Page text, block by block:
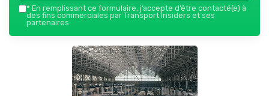
* En remplissant ce formulaire, j’accepte d’être contacté(e) à
des fins commerciales par Transport Insiders et ses
partenaires.